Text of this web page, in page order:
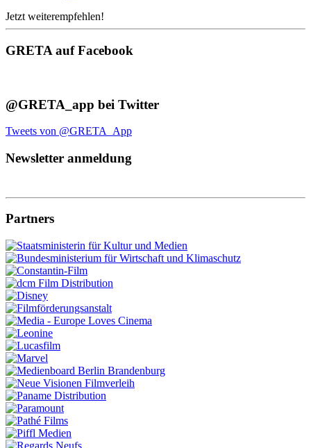
Jetzt weiterempfehlen!
GRETA auf Facebook
@GRETA_app bei Twitter
Tweets von @GRETA_App
Newsletter anmeldung
Partners